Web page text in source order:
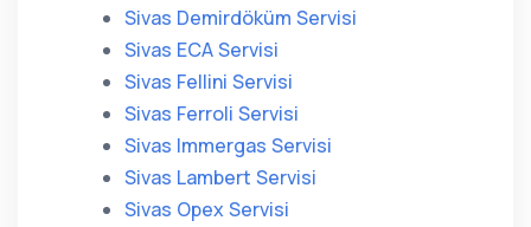
Sivas Demirdöküm Servisi
Sivas ECA Servisi
Sivas Fellini Servisi
Sivas Ferroli Servisi
Sivas Immergas Servisi
Sivas Lambert Servisi
Sivas Opex Servisi